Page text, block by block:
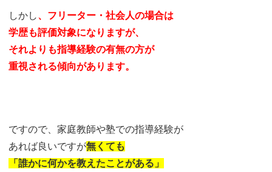
しかし、フリーター・社会人の場合は
学歴も評価対象になりますが、
それよりも指導経験の有無の方が
重視される傾向があります。
ですので、家庭教師や塾での指導経験が
あれば良いですが無くても
「誰かに何かを教えたことがある」